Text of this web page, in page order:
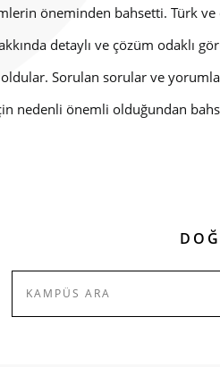
öneminden bahsetti. Türk
detaylı ve çözüm odaklı
Sorulan sorular ve
nedenli önemli olduğundan